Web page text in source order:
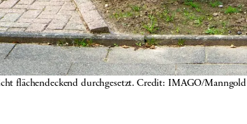
flächendeckend durchgesetzt. Credit: IMAGO/Manngold